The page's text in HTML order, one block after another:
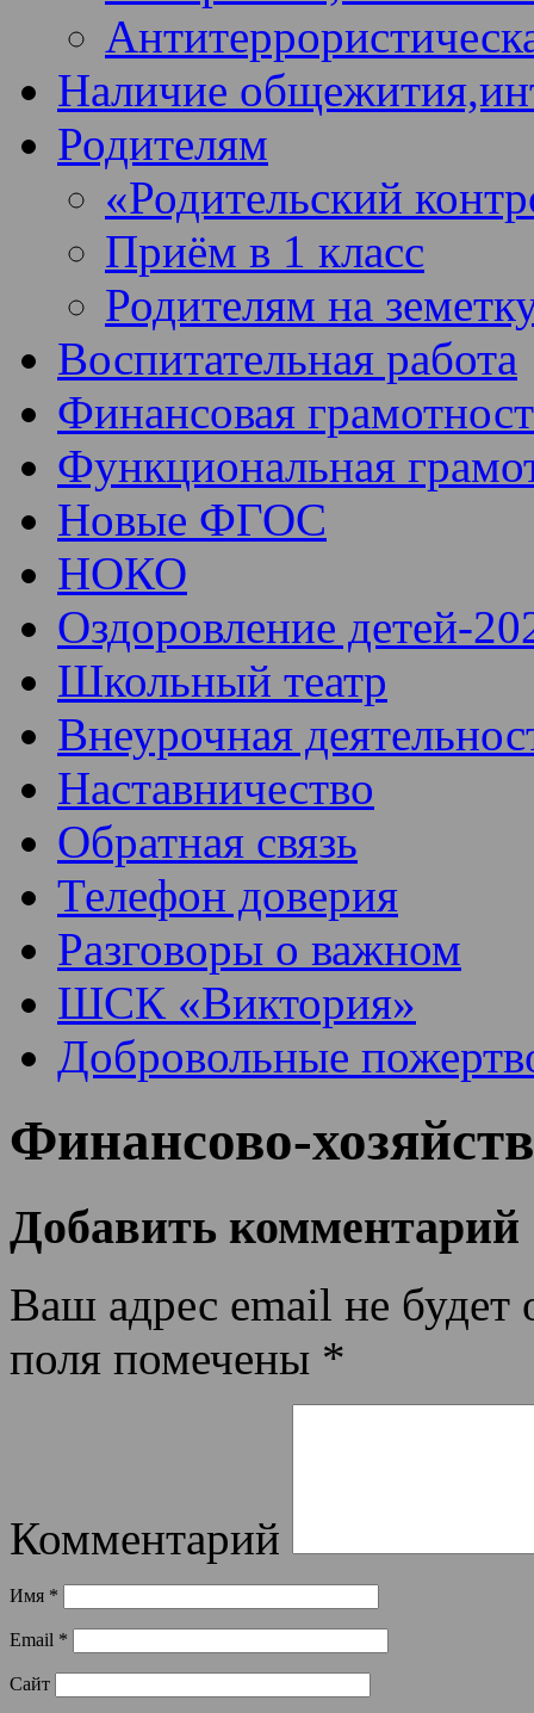
Наличие
Родителям
«Родительский
Приём в 1 класс
Родителям на
Воспитательная работа
Финансовая
Функциональная
Новые ФГОС
НОКО
Оздоровление детей-
Школьный театр
Внеурочная
Наставничество
Обратная связь
Телефон доверия
Разговоры о важном
ШСК «Виктория»
Добровольные
Финансово-
Добавить комментарий
Ваш адрес email не будет
поля помечены *
Комментарий
Имя *
Email *
Сайт